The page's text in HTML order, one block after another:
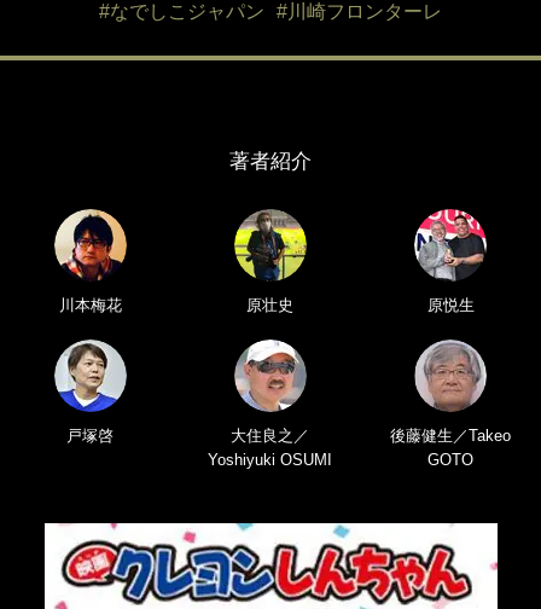
#なでしこジャパン
#川崎フロンターレ
著者紹介
川本梅花 原壮史 原悦生
戸塚啓
大住良之／
Yoshiyuki OSUMI
後藤健生／Takeo
GOTO